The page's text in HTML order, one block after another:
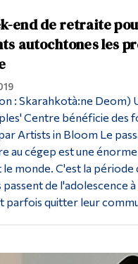
end de retraite
autochtones les
: Skarahkotà:ne Deom)
Centre bénéficie des
Artists in Bloom Le
au cégep est une
monde. C'est la période
passent de l'adolescence
parfois quitter leur